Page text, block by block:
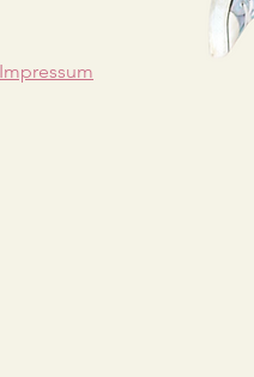
Impressum